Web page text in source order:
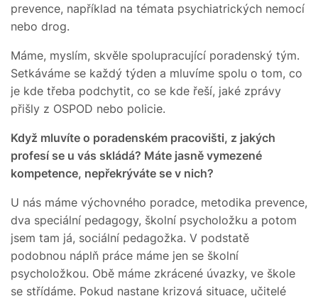
prevence, například na témata psychiatrických nemocí
nebo drog.
Máme, myslím, skvěle spolupracující poradenský tým.
Setkáváme se každý týden a mluvíme spolu o tom, co
je kde třeba podchytit, co se kde řeší, jaké zprávy
přišly z OSPOD nebo policie.
Když mluvíte o poradenském pracovišti, z jakých
profesí se u vás skládá? Máte jasně vymezené
kompetence, nepřekrýváte se v nich?
U nás máme výchovného poradce, metodika prevence,
dva speciální pedagogy, školní psycholožku a potom
jsem tam já, sociální pedagožka. V podstatě
podobnou náplň práce máme jen se školní
psycholožkou. Obě máme zkrácené úvazky, ve škole
se střídáme. Pokud nastane krizová situace, učitelé